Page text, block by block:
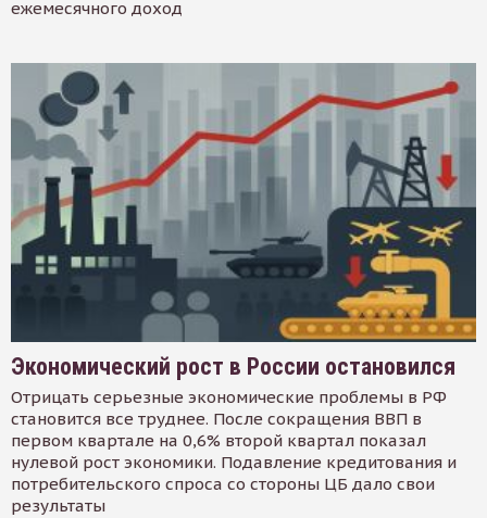
ежемесячного доход
Экономический рост в России остановился
Отрицать серьезные экономические проблемы в РФ
становится все труднее. После сокращения ВВП в
первом квартале на 0,6% второй квартал показал
нулевой рост экономики. Подавление кредитования и
потребительского спроса со стороны ЦБ дало свои
результаты